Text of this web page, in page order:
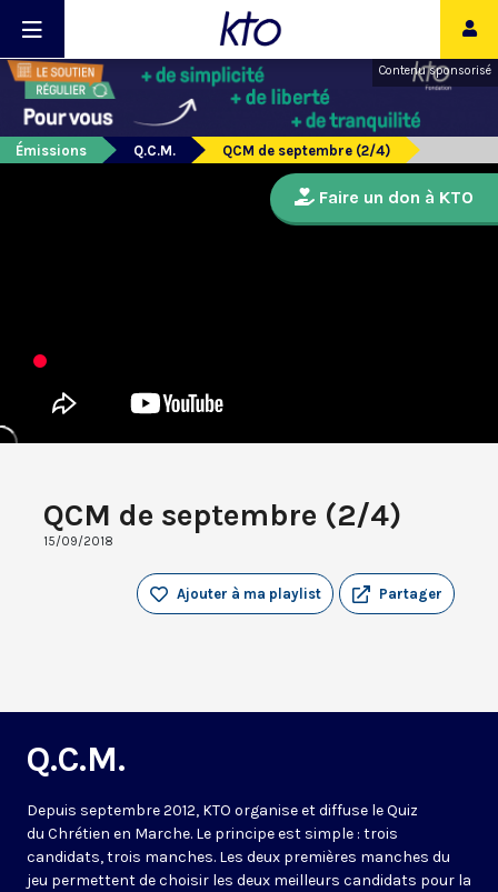
Contenu sponsorisé
Émissions Q.C.M. QCM de septembre (2/4)
QCM de septembre (2/4)
15/09/2018
Partager
Ajouter à ma playlist
Q.C.M.
Depuis septembre 2012, KTO organise et diffuse le Quiz
du Chrétien en Marche. Le principe est simple : trois
candidats, trois manches. Les deux premières manches du
jeu permettent de choisir les deux meilleurs candidats pour la
Faire un don à KTO